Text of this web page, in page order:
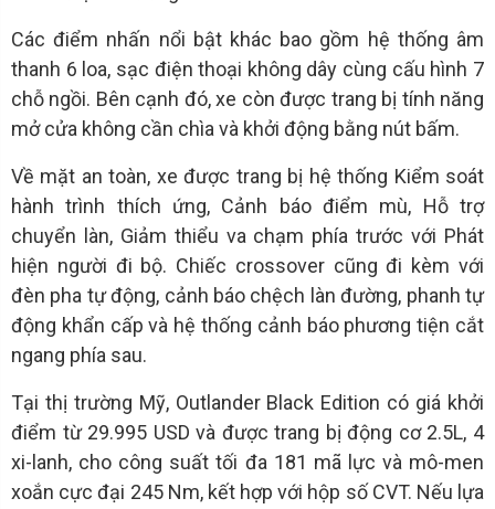
Các điểm nhấn nổi bật khác bao gồm hệ thống âm
thanh 6 loa, sạc điện thoại không dây cùng cấu hình 7
chỗ ngồi. Bên cạnh đó, xe còn được trang bị tính năng
mở cửa không cần chìa và khởi động bằng nút bấm.
Về mặt an toàn, xe được trang bị hệ thống Kiểm soát
hành trình thích ứng, Cảnh báo điểm mù, Hỗ trợ
chuyển làn, Giảm thiểu va chạm phía trước với Phát
hiện người đi bộ. Chiếc crossover cũng đi kèm với
đèn pha tự động, cảnh báo chệch làn đường, phanh tự
động khẩn cấp và hệ thống cảnh báo phương tiện cắt
ngang phía sau.
Tại thị trường Mỹ, Outlander Black Edition có giá khởi
điểm từ 29.995 USD và được trang bị động cơ 2.5L, 4
xi-lanh, cho công suất tối đa 181 mã lực và mô-men
xoắn cực đại 245 Nm, kết hợp với hộp số CVT. Nếu lựa